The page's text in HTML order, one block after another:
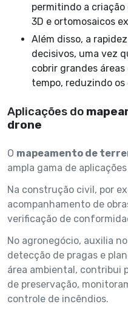
permitindo a
3D e ortomosaicos
Além disso, a rapidez e a economia são fatores
decisivos, uma vez
cobrir grandes
tempo, reduzindo
Aplicações do
drone
O mapeamento de
ampla gama de
Na construção civil, por
acompanhamento de
verificação de
No agronegócio, auxilia
detecção de pragas e
área ambiental, contribui
de preservação,
controle de incêndios.